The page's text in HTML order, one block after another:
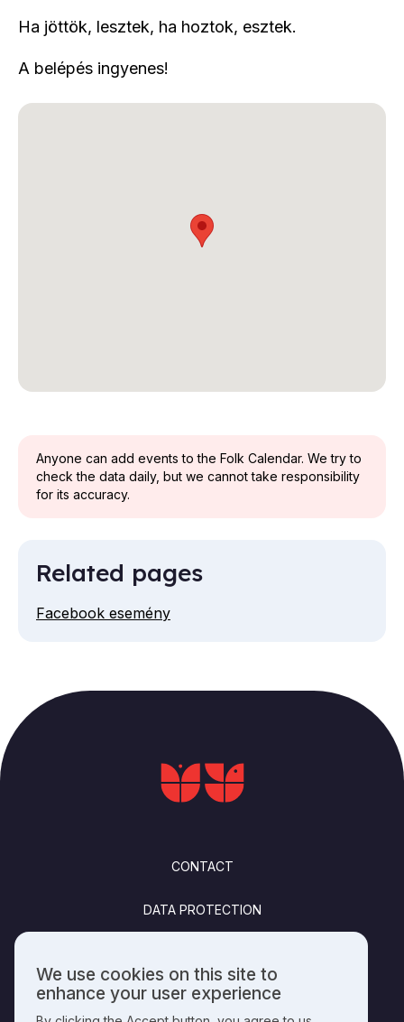
Ha jöttök, lesztek, ha hoztok, esztek.
A belépés ingyenes!
Anyone can add events to the Folk Calendar. We try to
check the data daily, but we cannot take responsibility
for its accuracy.
Related pages
Facebook esemény
CONTACT
DATA PROTECTION
PUBLISHING INFO
Use
of
We use cookies on this site to
enhance your user experience